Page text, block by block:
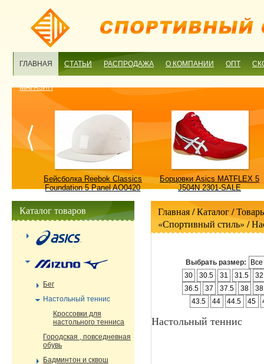
ГЛАВНАЯ СТАТЬИ РАСПРОДАЖА О КОМПАНИИ ОПТ
МАГАЗИН
Бейсболка Reebok Classics
Foundation 5 Panel AO0420
Борцовки Asics MATFLEX 5
J504N 2301-SALE
Главная/ Каталог /
«Спортивный стиль» /
Выбрать размер:
30
30.5 31 31.5
32
36.5
37 37.5 38
43.5
44 44.5 45
Настольный теннис
Каталог товаров
Бег
Настольный теннис
Кроссовки для
настольного тенниса
Городская , повседневная
обувь
Бадминтон и сквош